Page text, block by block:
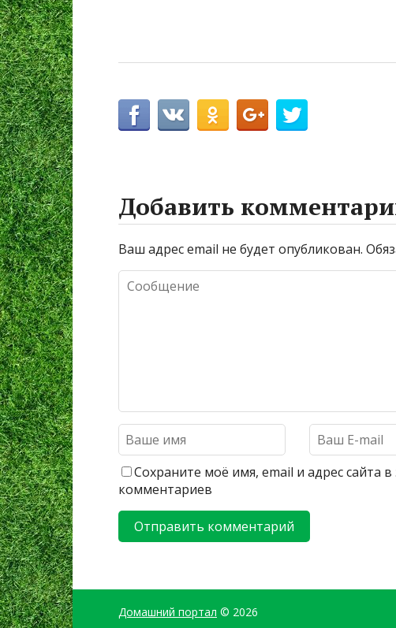
Добавить
Ваш адрес email не будет опубликован.
Сохраните моё имя, email и адрес сайта
комментариев
Домашний портал © 2026